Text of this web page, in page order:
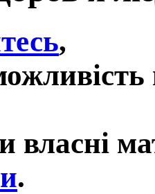
,
власні
.